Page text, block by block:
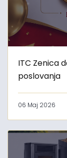
ITC Zenica
poslovanja
06 Maj 2026